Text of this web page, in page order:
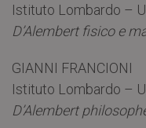
Istituto Lombardo –
D’Alembert fisico e
GIANNI FRANCIONI
Istituto Lombardo –
D’Alembert